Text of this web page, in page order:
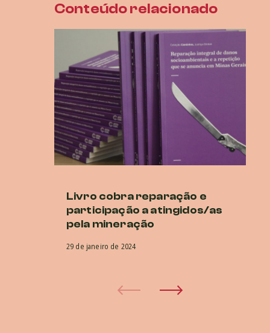
Conteúdo relacionado
Livro cobra reparação e
participação a atingidos/as
pela mineração
29 de janeiro de 2024